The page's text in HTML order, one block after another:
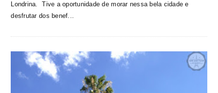
Londrina. Tive a oportunidade de morar nessa bela cidade e
desfrutar dos benef...